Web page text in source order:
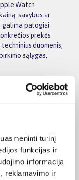
turinį
funkcijas ir
informaciją
reklamavimo ir
Watch
savybes ar
galima patogiai
prekės
duomenis,
sąlygas,
patogų
150 Eur taikomas
prekę galima
€, o užsakymams
esančios
dienas, o tikslus
jos